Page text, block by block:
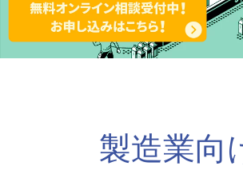
製造業向